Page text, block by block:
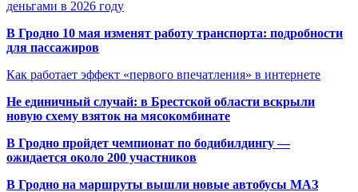
деньгами в 2026 году
В Гродно 10 мая изменят работу транспорта: подробности
для пассажиров
Как работает эффект «первого впечатления» в интернете
Не единичный случай: в Брестской области вскрыли
новую схему взяток на мясокомбинате
В Гродно пройдет чемпионат по бодибилдингу —
ожидается около 200 участников
В Гродно на маршруты вышли новые автобусы МАЗ